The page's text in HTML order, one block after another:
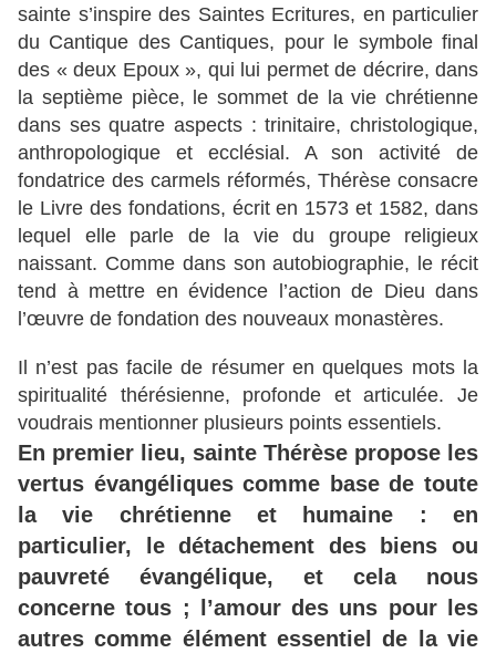
sainte s’inspire des Saintes Ecritures, en particulier
du Cantique des Cantiques, pour le symbole final
des « deux Epoux », qui lui permet de décrire, dans
la septième pièce, le sommet de la vie chrétienne
dans ses quatre aspects : trinitaire, christologique,
anthropologique et ecclésial. A son activité de
fondatrice des carmels réformés, Thérèse consacre
le Livre des fondations, écrit en 1573 et 1582, dans
lequel elle parle de la vie du groupe religieux
naissant. Comme dans son autobiographie, le récit
tend à mettre en évidence l’action de Dieu dans
l’œuvre de fondation des nouveaux monastères.
Il n’est pas facile de résumer en quelques mots la
spiritualité thérésienne, profonde et articulée. Je
voudrais mentionner plusieurs points essentiels.
En premier lieu, sainte Thérèse propose les
vertus évangéliques comme base de toute
la vie chrétienne et humaine : en
particulier, le détachement des biens ou
pauvreté évangélique, et cela nous
concerne tous ; l’amour des uns pour les
autres comme élément essentiel de la vie